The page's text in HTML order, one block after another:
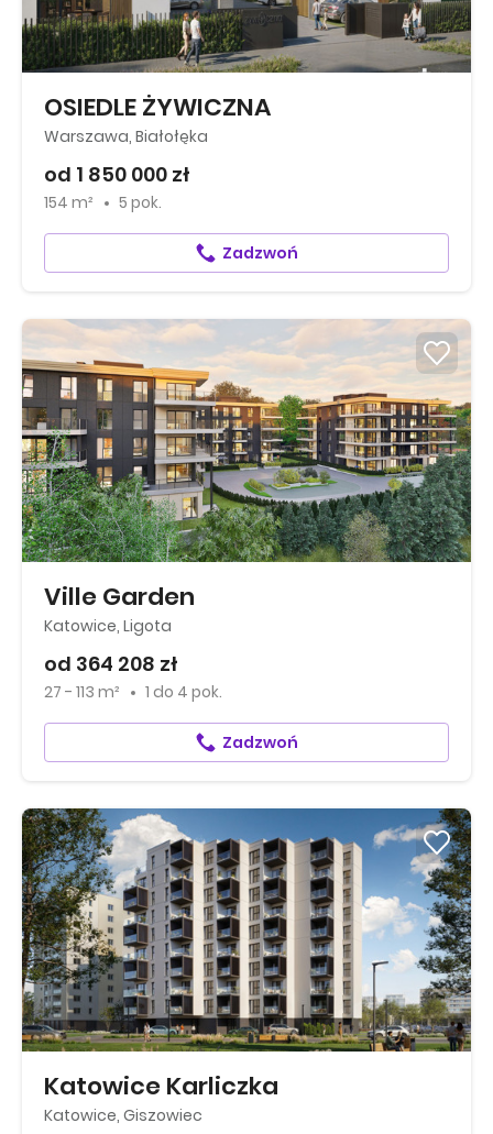
OSIEDLE ŻYWICZNA
Warszawa, Białołęka
od 1 850 000 zł
154 m² 5 pok.
Zadzwoń
Ville Garden
Katowice, Ligota
od 364 208 zł
27 - 113 m² 1 do 4 pok.
Zadzwoń
Katowice Karliczka
Katowice, Giszowiec